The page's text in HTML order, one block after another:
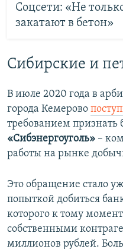
Соцсети: «Не
закатают в бетон»
Сибирские и
В июле 2020 года в
города Кемерово
требованием признать
«Сибэнергоуголь» –
работы на рынке
Это обращение стало
попыткой добиться
которого к тому
собственными
миллионов рублей.